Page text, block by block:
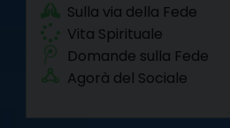
Sulla via della Fede
Vita Spirituale
Domande sulla Fede
Agorà del Sociale